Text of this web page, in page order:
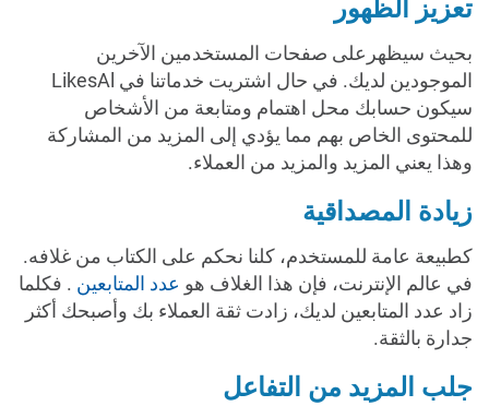
تعزيز الظهور
بحيث سيظهرعلى صفحات المستخدمين الآخرين
الموجودين لديك. في حال اشتريت خدماتنا في LikesAl
سيكون حسابك محل اهتمام ومتابعة من الأشخاص
للمحتوى الخاص بهم مما يؤدي إلى المزيد من المشاركة
وهذا يعني المزيد والمزيد من العملاء.
زيادة المصداقية
كطبيعة عامة للمستخدم، كلنا نحكم على الكتاب من غلافه.
في عالم الإنترنت، فإن هذا الغلاف هو عدد المتابعين . فكلما
زاد عدد المتابعين لديك، زادت ثقة العملاء بك وأصبحك أكثر
جدارة بالثقة.
جلب المزيد من التفاعل